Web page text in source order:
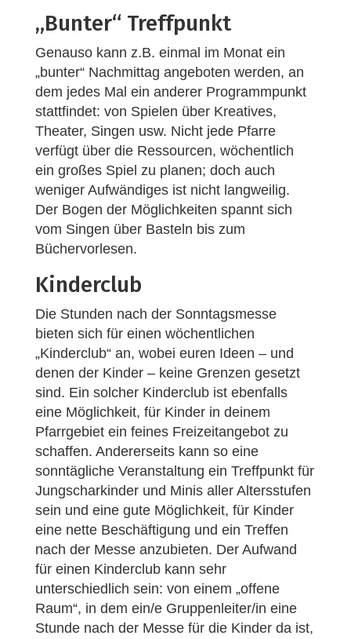
„Bunter“ Treffpunkt
Genauso kann z.B. einmal im Monat ein
„bunter“ Nachmittag angeboten werden, an
dem jedes Mal ein anderer Programmpunkt
stattfindet: von Spielen über Kreatives,
Theater, Singen usw. Nicht jede Pfarre
verfügt über die Ressourcen, wöchentlich
ein großes Spiel zu planen; doch auch
weniger Aufwändiges ist nicht langweilig.
Der Bogen der Möglichkeiten spannt sich
vom Singen über Basteln bis zum
Büchervorlesen.
Kinderclub
Die Stunden nach der Sonntagsmesse
bieten sich für einen wöchentlichen
„Kinderclub“ an, wobei euren Ideen – und
denen der Kinder – keine Grenzen gesetzt
sind. Ein solcher Kinderclub ist ebenfalls
eine Möglichkeit, für Kinder in deinem
Pfarrgebiet ein feines Freizeitangebot zu
schaffen. Andererseits kann so eine
sonntägliche Veranstaltung ein Treffpunkt für
Jungscharkinder und Minis aller Altersstufen
sein und eine gute Möglichkeit, für Kinder
eine nette Beschäftigung und ein Treffen
nach der Messe anzubieten. Der Aufwand
für einen Kinderclub kann sehr
unterschiedlich sein: von einem „offene
Raum“, in dem ein/e Gruppenleiter/in eine
Stunde nach der Messe für die Kinder da ist,